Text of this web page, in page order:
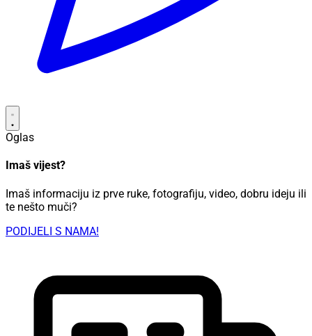
Oglas
Imaš vijest?
Imaš informaciju iz prve ruke, fotografiju, video, dobru ideju ili
te nešto muči?
PODIJELI S NAMA!